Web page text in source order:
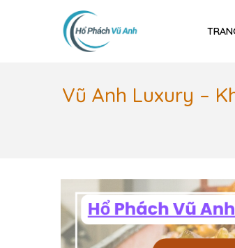
Vũ Anh Luxury –